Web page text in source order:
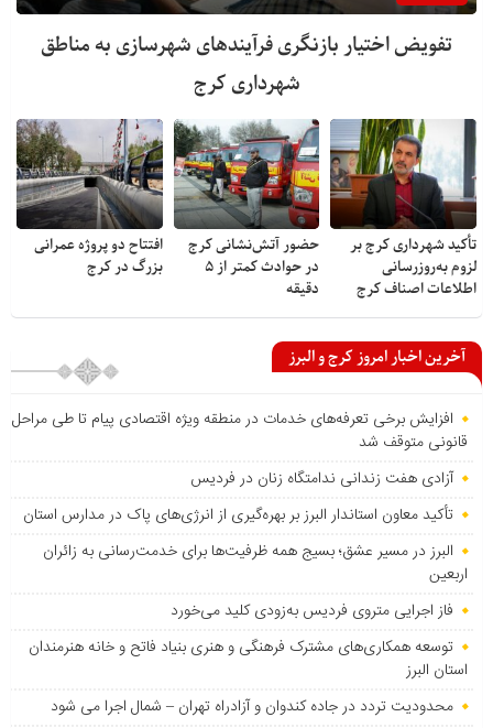
تفویض اختیار بازنگری فرآیندهای شهرسازی به مناطق
شهرداری کرج
تأکید شهرداری کرج بر
لزوم به‌روزرسانی
اطلاعات اصناف کرج
حضور آتش‌نشانی کرج
در حوادث کمتر از ۵
دقیقه
افتتاح دو پروژه عمرانی
بزرگ در کرج
آخرین اخبار امروز کرج و البرز
افزایش برخی تعرفه‌های خدمات در منطقه ویژه اقتصادی پیام تا طی مراحل
قانونی متوقف شد
آزادی هفت زندانی ندامتگاه زنان در فردیس
تأکید معاون استاندار البرز بر بهره‌گیری از انرژی‌های پاک در مدارس استان
البرز در مسیر عشق؛ بسیج همه ظرفیت‌ها برای خدمت‌رسانی به زائران
اربعین
فاز اجرایی متروی فردیس به‌زودی کلید می‌خورد
توسعه همکاری‌های مشترک فرهنگی و هنری بنیاد فاتح و خانه هنرمندان
استان البرز
محدودیت تردد در جاده کندوان و آزادراه تهران – شمال اجرا می شود